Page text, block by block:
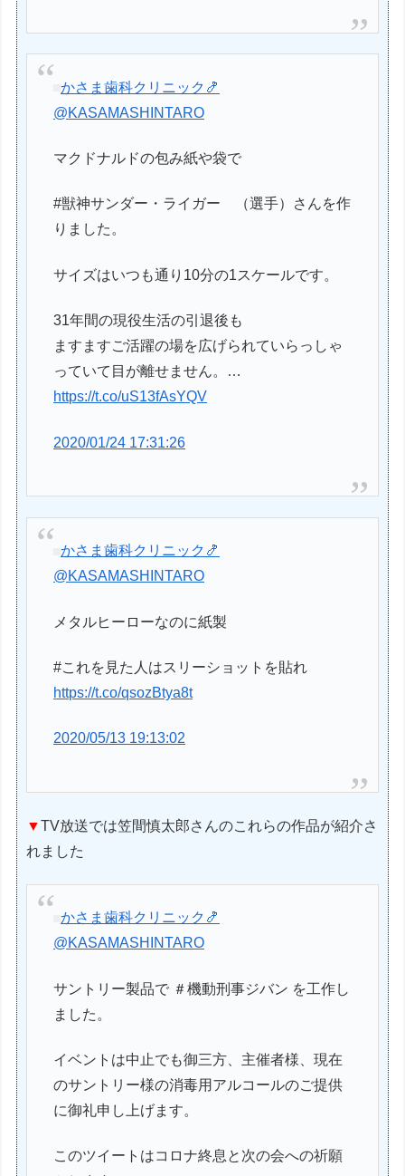
かさま歯科クリニック🍤
@KASAMASHINTARO
マクドナルドの包み紙や袋で
#獣神サンダー・ライガー （選手）さんを作
りました。
サイズはいつも通り10分の1スケールです。
31年間の現役生活の引退後も
ますますご活躍の場を広げられていらっしゃ
っていて目が離せません。…
https://t.co/uS13fAsYQV
2020/01/24 17:31:26
かさま歯科クリニック🍤
@KASAMASHINTARO
メタルヒーローなのに紙製
#これを見た人はスリーショットを貼れ
https://t.co/qsozBtya8t
2020/05/13 19:13:02
▼TV放送では笠間慎太郎さんのこれらの作品が紹介さ
れました
かさま歯科クリニック🍤
@KASAMASHINTARO
サントリー製品で ＃機動刑事ジバン を工作し
ました。
イベントは中止でも御三方、主催者様、現在
のサントリー様の消毒用アルコールのご提供
に御礼申し上げます。
このツイートはコロナ終息と次の会への祈願